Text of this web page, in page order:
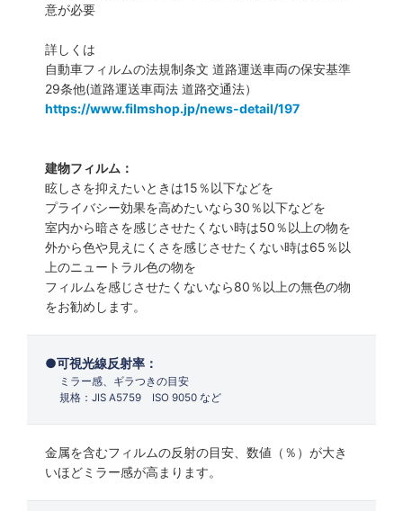
意が必要
詳しくは
自動車フィルムの法規制条文 道路運送車両の保安基準
29条他(道路運送車両法 道路交通法）
https://www.filmshop.jp/news-detail/197
建物フィルム：
眩しさを抑えたいときは15％以下などを
プライバシー効果を高めたいなら30％以下などを
室内から暗さを感じさせたくない時は50％以上の物を
外から色や見えにくさを感じさせたくない時は65％以
上のニュートラル色の物を
フィルムを感じさせたくないなら80％以上の無色の物
をお勧めします。
可視光線反射率：
ミラー感、ギラつきの目安
規格：JIS A5759 ISO 9050 など
金属を含むフィルムの反射の目安、数値（％）が大き
いほどミラー感が高まります。